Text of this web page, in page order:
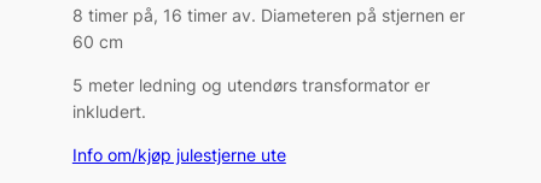
8 timer på, 16 timer av. Diameteren på stjernen er
60 cm
5 meter ledning og utendørs transformator er
inkludert.
Info om/kjøp julestjerne ute